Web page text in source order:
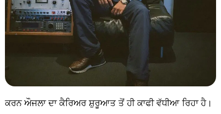
ਕਰਨ ਔਜਲਾ ਦਾ ਕੈਰਿਅਰ ਸ਼ੁਰੂਆਤ ਤੋਂ ਹੀ ਕਾਫੀ ਵੱਧੀਆ ਰਿਹਾ ਹੈ।